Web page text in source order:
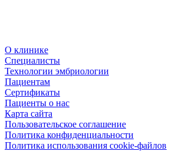
О клинике
Специалисты
Технологии эмбриологии
Пациентам
Сертификаты
Пациенты о нас
Карта сайта
Пользовательское соглашение
Политика конфиденциальности
Политика использования cookie-файлов